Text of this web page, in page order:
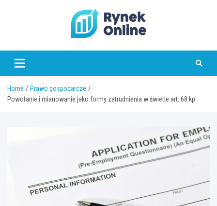
www.rynekonline.pl
Home
Prawo gospodarcze
Powołanie i mianowanie jako formy zatrudnienia w świetle art. 68 kp